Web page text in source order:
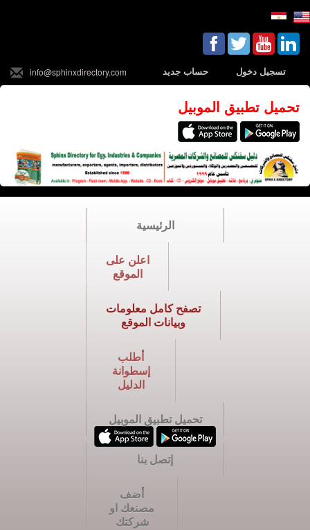
تسجيل دخول حساب جديد info@sphinxdirectory.com
تحميل تطبيق الموبيل
الرئيسية
اعلن على
الموقع
تصفح كامل معلومات
وبيانات الموقع
أطلب
إسطوانة
الدليل
تحميل تطبيق الموبيل
إتصل بنا
أضف
مصنعك او
شركتك